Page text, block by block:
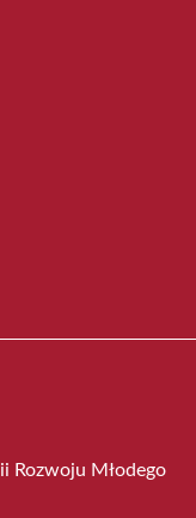
Rozwoju Młodego